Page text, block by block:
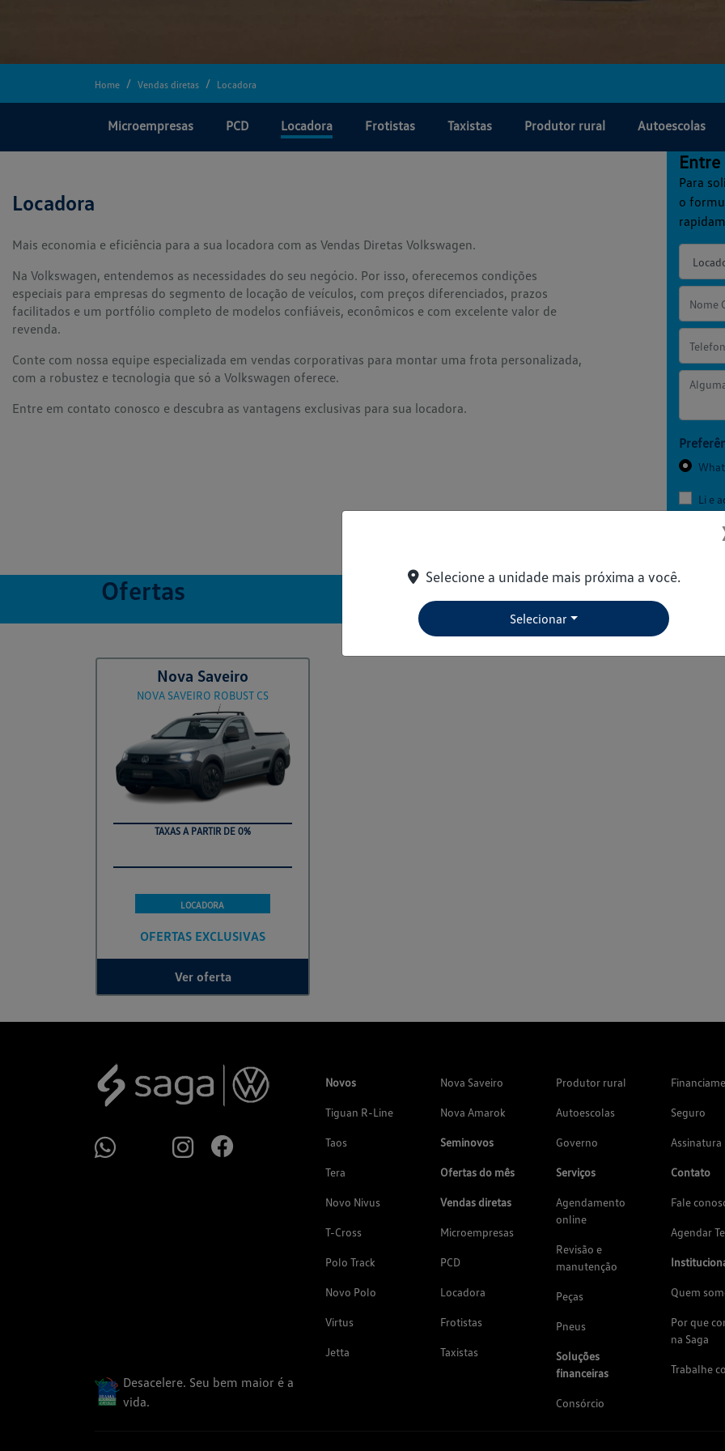
Home Vendas diretas Locadora
Microempresas PCD Locadora Frotistas Taxistas Produtor rural Autoescolas
Locadora
Mais economia e eficiência para a sua locadora com as Vendas Diretas Volkswagen.
Na Volkswagen, entendemos as necessidades do seu negócio. Por isso, oferecemos condições
especiais para empresas do segmento de locação de veículos, com preços diferenciados, prazos
facilitados e um portfólio completo de modelos confiáveis, econômicos e com excelente valor de
revenda.
Conte com nossa equipe especializada em vendas corporativas para montar uma frota personalizada,
com a robustez e tecnologia que só a Volkswagen oferece.
Entre em contato conosco e descubra as vantagens exclusivas para sua locadora.
Para
o
Li e
Ofertas
Nova Saveiro
NOVA SAVEIRO ROBUST CS
TAXAS A PARTIR DE 0%
OFERTAS EXCLUSIVAS
LOCADORA
Ver oferta
Desacelere. Seu bem maior é a
vida.
Novos
Tiguan R-Line
Taos
Tera
Novo Nivus
T-Cross
Polo Track
Novo Polo
Virtus
Jetta
Nova Saveiro
Nova Amarok
Seminovos
Ofertas do mês
Vendas diretas
Microempresas
PCD
Locadora
Frotistas
Taxistas
Produtor rural
Autoescolas
Governo
Serviços
Agendamento
online
Revisão e
manutenção
Peças
Pneus
Soluções
financeiras
Consórcio
Seguro
Assinatura
Contato
Fale
Agendar
Quem
Por que
na Saga
Trabalhe
Selecione a unidade mais próxima a você.
Selecionar